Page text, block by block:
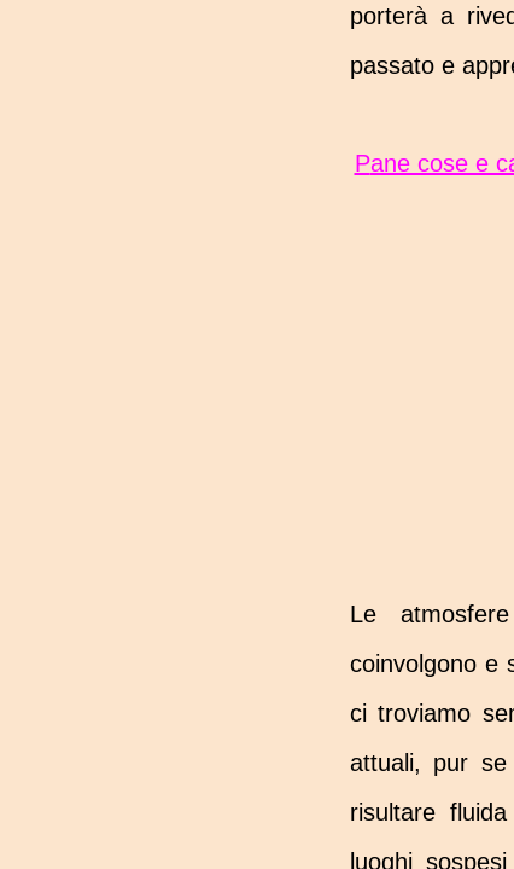
porterà a
passato e
Pane cose e cappuccino dal fornaio di Elmwood Springs
Le
coinvolgono e
ci troviamo
attuali, pur
risultare
luoghi